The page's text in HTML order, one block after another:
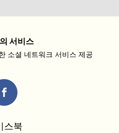
서비스
소셜 네트워크 서비스 제공
스북